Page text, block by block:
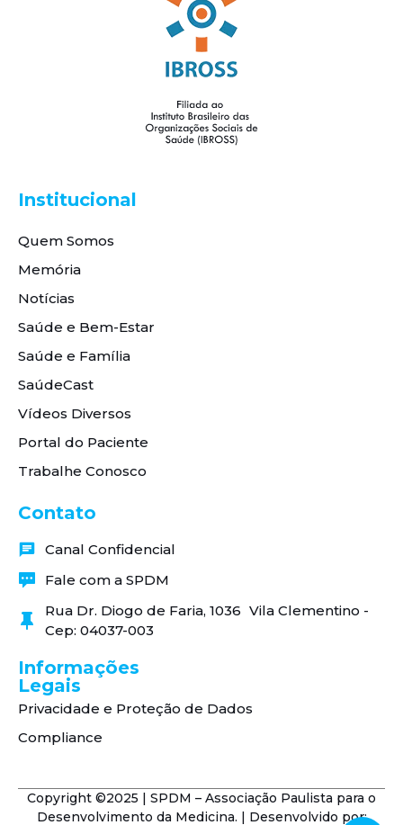
Institucional
Quem Somos
Memória
Notícias
Saúde e Bem-Estar
Saúde e Família
SaúdeCast
Vídeos Diversos
Portal do Paciente
Trabalhe Conosco
Contato
Canal Confidencial
Fale com a SPDM
Rua Dr. Diogo de Faria, 1036 Vila Clementino -
Cep: 04037-003
Informações
Legais
Privacidade e Proteção de Dados
Compliance
Copyright ©2025 | SPDM – Associação Paulista para o
Desenvolvimento da Medicina. | Desenvolvido por: